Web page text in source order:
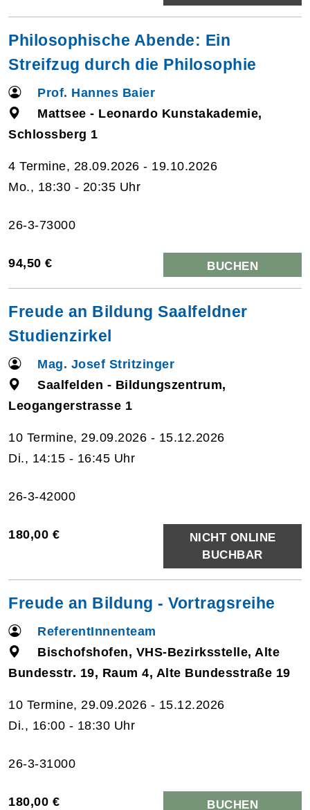
Philosophische Abende: Ein
Streifzug durch die Philosophie
Prof. Hannes Baier
Mattsee - Leonardo Kunstakademie,
Schlossberg 1
4 Termine, 28.09.2026 - 19.10.2026
Mo., 18:30 - 20:35 Uhr
26-3-73000
94,50 € BUCHEN
Freude an Bildung Saalfeldner
Studienzirkel
Mag. Josef Stritzinger
Saalfelden - Bildungszentrum,
Leogangerstrasse 1
10 Termine, 29.09.2026 - 15.12.2026
Di., 14:15 - 16:45 Uhr
26-3-42000
180,00 €
NICHT ONLINE
BUCHBAR
Freude an Bildung - Vortragsreihe
ReferentInnenteam
Bischofshofen, VHS-Bezirksstelle, Alte
Bundesstr. 19, Raum 4, Alte Bundesstraße 19
10 Termine, 29.09.2026 - 15.12.2026
Di., 16:00 - 18:30 Uhr
26-3-31000
180,00 € BUCHEN